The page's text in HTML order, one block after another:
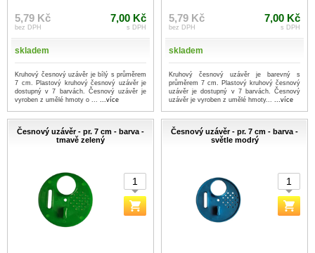
5,79 Kč
bez DPH
7,00 Kč
s DPH
skladem
Kruhový česnový uzávěr je bílý s průměrem
7 cm. Plastový kruhový česnový uzávěr je
dostupný v 7 barvách. Česnový uzávěr je
vyroben z umělé hmoty o ... ...více
5,79 Kč
bez DPH
7,00 Kč
s DPH
skladem
Kruhový česnový uzávěr je barevný s
průměrem 7 cm. Plastový kruhový česnový
uzávěr je dostupný v 7 barvách. Česnový
uzávěr je vyroben z umělé hmoty... ...více
Česnový uzávěr - pr. 7 cm - barva -
tmavě zelený
Česnový uzávěr - pr. 7 cm - barva -
světle modrý